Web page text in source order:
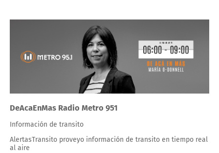
DeAcaEnMas Radio Metro 951
Información de transito
AlertasTransito proveyo información de transito en tiempo real
al aire